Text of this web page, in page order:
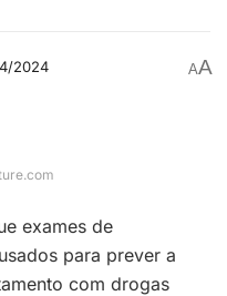
2024 AA
exames de
para prever a
com drogas